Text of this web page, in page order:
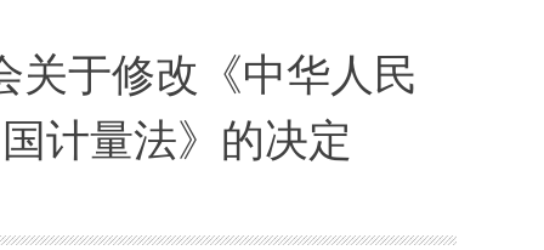
关于修改《中华人民
计量法》的决定